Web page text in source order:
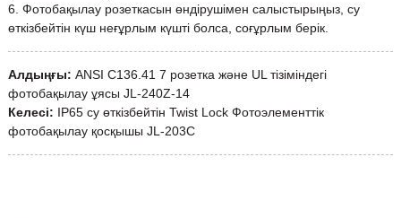
6. Фотобақылау розеткасын өндірушімен салыстырыңыз, су
өткізбейтін күш неғұрлым күшті болса, соғұрлым берік.
Алдыңғы: ANSI C136.41 7 розетка және UL тізіміндегі
фотобақылау ұясы JL-240Z-14
Келесі: IP65 су өткізбейтін Twist Lock Фотоэлементтік
фотобақылау қосқышы JL-203C